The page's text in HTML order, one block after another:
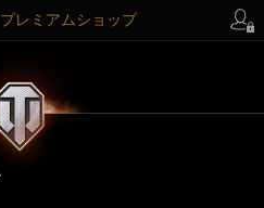
プレミアムショップ